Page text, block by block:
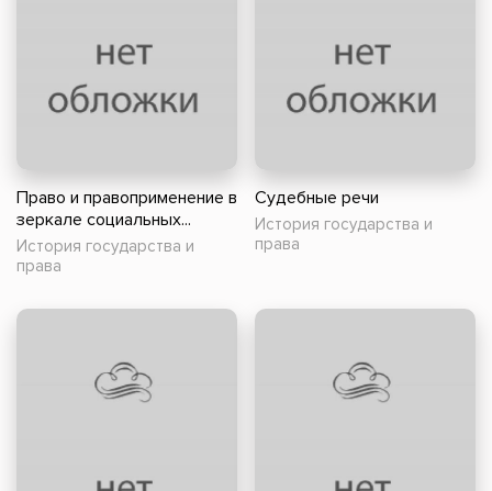
Право и правоприменение в
зеркале социальных...
История государства и
права
Судебные речи
История государства и
права